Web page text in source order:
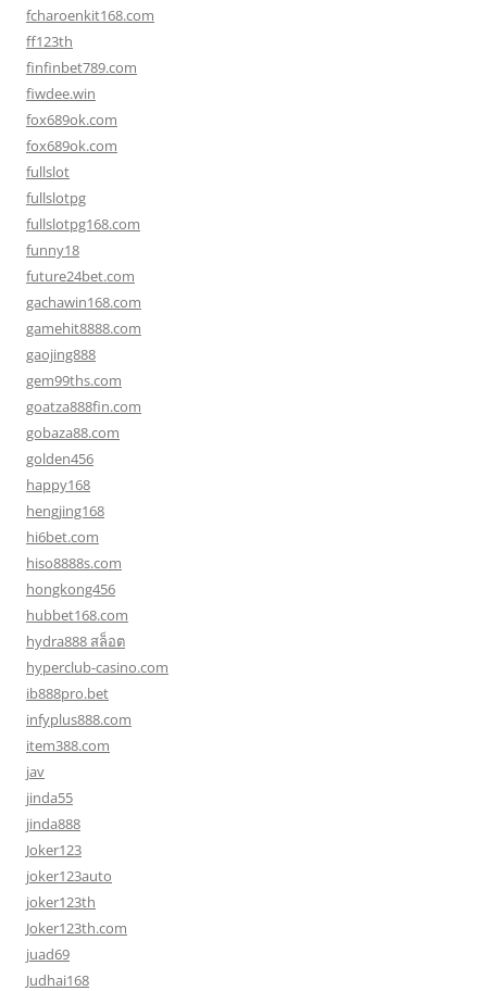
fcharoenkit168.com
ff123th
finfinbet789.com
fiwdee.win
fox689ok.com
fox689ok.com
fullslot
fullslotpg
fullslotpg168.com
funny18
future24bet.com
gachawin168.com
gamehit8888.com
gaojing888
gem99ths.com
goatza888fin.com
gobaza88.com
golden456
happy168
hengjing168
hi6bet.com
hiso8888s.com
hongkong456
hubbet168.com
hydra888 สล็อต
hyperclub-casino.com
ib888pro.bet
infyplus888.com
item388.com
jav
jinda55
jinda888
Joker123
joker123auto
joker123th
Joker123th.com
juad69
Judhai168